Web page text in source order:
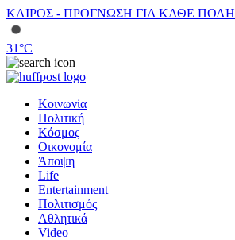
ΚΑΙΡΟΣ - ΠΡΟΓΝΩΣΗ ΓΙΑ ΚΑΘΕ ΠΟΛΗ
31°C
Κοινωνία
Πολιτική
Κόσμος
Οικονομία
Άποψη
Life
Entertainment
Πολιτισμός
Αθλητικά
Video